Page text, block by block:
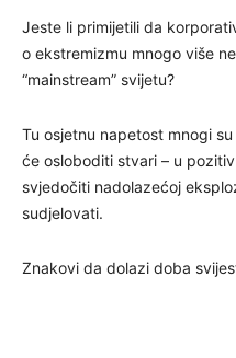
Jeste li primijetili da
o ekstremizmu mnogo više
“mainstream” svijetu?
Tu osjetnu napetost mnogi
će osloboditi stvari – u
svjedočiti nadolazećoj
sudjelovati.
Znakovi da dolazi doba